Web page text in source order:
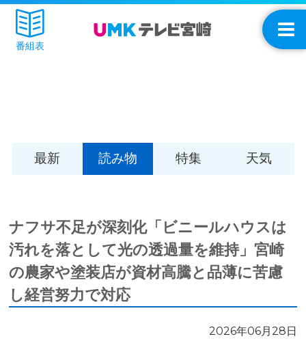
番組表
最新 読み物 特集 天気
ナフサ不足が深刻化「ビニールハウスは
汚れを落として光の透過量を維持」宮崎
の農家や塗装店が資材高騰と品薄に苦慮
し経営努力で対応
2026年06月28日